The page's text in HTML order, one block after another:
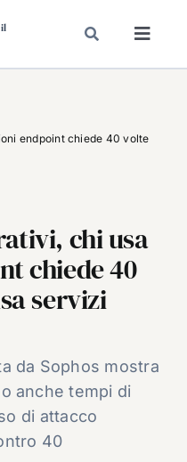
endpoint chiede 40 volte
chi usa
chiede 40
servizi
da Sophos mostra
anche tempi di
di attacco
40